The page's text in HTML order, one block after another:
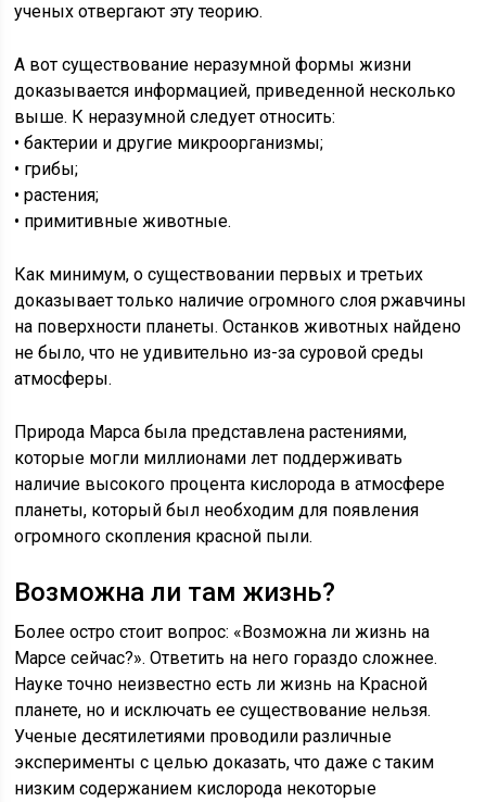
ученых отвергают эту теорию.
А вот существование неразумной формы жизни
доказывается информацией, приведенной несколько
выше. К неразумной следует относить:
• бактерии и другие микроорганизмы;
• грибы;
• растения;
• примитивные животные.
Как минимум, о существовании первых и третьих
доказывает только наличие огромного слоя ржавчины
на поверхности планеты. Останков животных найдено
не было, что не удивительно из-за суровой среды
атмосферы.
Природа Марса была представлена растениями,
которые могли миллионами лет поддерживать
наличие высокого процента кислорода в атмосфере
планеты, который был необходим для появления
огромного скопления красной пыли.
Возможна ли там жизнь?
Более остро стоит вопрос: «Возможна ли жизнь на
Марсе сейчас?». Ответить на него гораздо сложнее.
Науке точно неизвестно есть ли жизнь на Красной
планете, но и исключать ее существование нельзя.
Ученые десятилетиями проводили различные
эксперименты с целью доказать, что даже с таким
низким содержанием кислорода некоторые